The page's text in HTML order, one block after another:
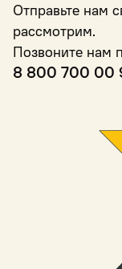
Отправьте нам
рассмотрим.
Позвоните нам
8 800 700 00